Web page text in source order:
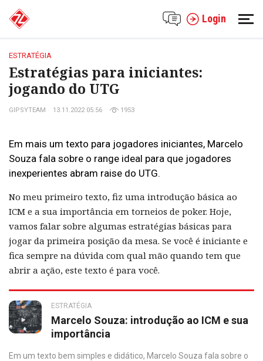
Login
ESTRATÉGIA
Estratégias para iniciantes:
jogando do UTG
GIPSYTEAM 13.11.2022 05:56 1953
Em mais um texto para jogadores iniciantes, Marcelo
Souza fala sobre o range ideal para que jogadores
inexperientes abram raise do UTG.
No meu primeiro texto, fiz uma introdução básica ao
ICM e a sua importância em torneios de poker. Hoje,
vamos falar sobre algumas estratégias básicas para
jogar da primeira posição da mesa. Se você é iniciante e
fica sempre na dúvida com qual mão quando tem que
abrir a ação, este texto é para você.
ESTRATÉGIA
Marcelo Souza: introdução ao ICM e sua
importância
Em um texto bem simples e didático, Marcelo Souza fala sobre o